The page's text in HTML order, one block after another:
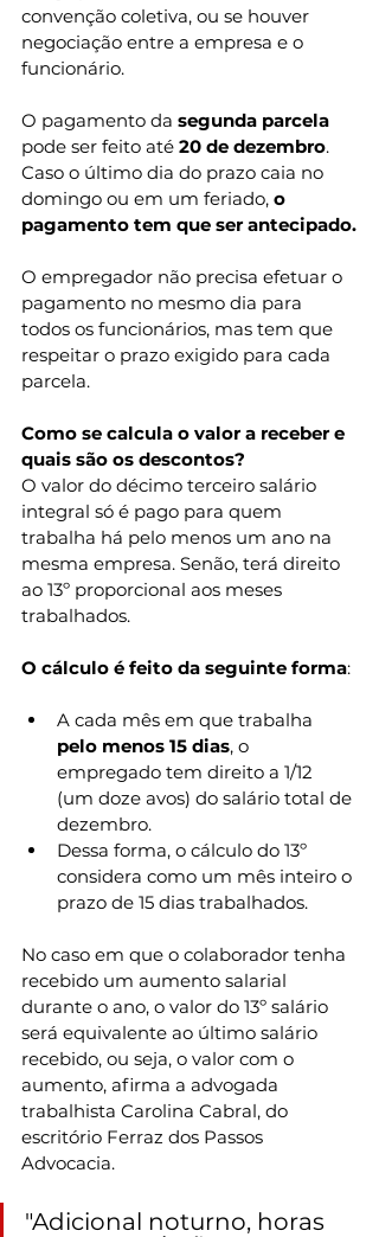
convenção coletiva, ou se houver
negociação entre a empresa e o
funcionário.
O pagamento da segunda parcela
pode ser feito até 20 de dezembro.
Caso o último dia do prazo caia no
domingo ou em um feriado, o
pagamento tem que ser antecipado.
O empregador não precisa efetuar o
pagamento no mesmo dia para
todos os funcionários, mas tem que
respeitar o prazo exigido para cada
parcela.
Como se calcula o valor a receber e
quais são os descontos?
O valor do décimo terceiro salário
integral só é pago para quem
trabalha há pelo menos um ano na
mesma empresa. Senão, terá direito
ao 13º proporcional aos meses
trabalhados.
O cálculo é feito da seguinte forma:
A cada mês em que trabalha
pelo menos 15 dias, o
empregado tem direito a 1/12
(um doze avos) do salário total de
dezembro.
Dessa forma, o cálculo do 13º
considera como um mês inteiro o
prazo de 15 dias trabalhados.
No caso em que o colaborador tenha
recebido um aumento salarial
durante o ano, o valor do 13º salário
será equivalente ao último salário
recebido, ou seja, o valor com o
aumento, afirma a advogada
trabalhista Carolina Cabral, do
escritório Ferraz dos Passos
Advocacia.
"Adicional noturno, horas